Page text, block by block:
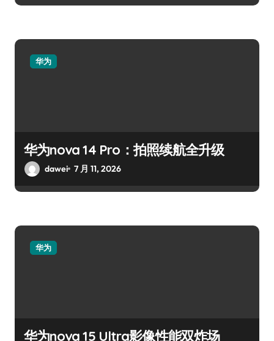
华为
华为nova 14 Pro：拍照续航全升级
dawei 7 月 11, 2026
华为
华为nova 15 Ultra影像性能双炸场